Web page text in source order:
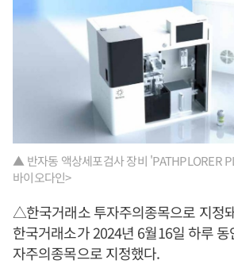
▲ 반자동 액상세포검사 장비 'PATHPLORER
바이오다인>
△한국거래소 투자주의종목으로 지정
한국거래소가 2024년 6월16일 하루
자주의종목으로 지정했다.